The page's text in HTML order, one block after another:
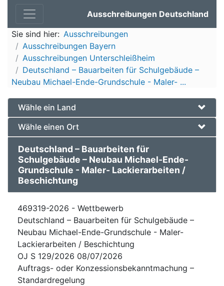
Ausschreibungen Deutschland
Sie sind hier: Ausschreibungen
Ausschreibungen Bayern
Ausschreibungen Unterschleißheim
Deutschland – Bauarbeiten für Schulgebäude –
Neubau Michael-Ende-Grundschule - Maler- ...
Wähle ein Land
Wähle einen Ort
Deutschland – Bauarbeiten für
Schulgebäude – Neubau Michael-Ende-
Grundschule - Maler- Lackierarbeiten /
Beschichtung
469319-2026 - Wettbewerb
Deutschland – Bauarbeiten für Schulgebäude –
Neubau Michael-Ende-Grundschule - Maler-
Lackierarbeiten / Beschichtung
OJ S 129/2026 08/07/2026
Auftrags- oder Konzessionsbekanntmachung –
Standardregelung